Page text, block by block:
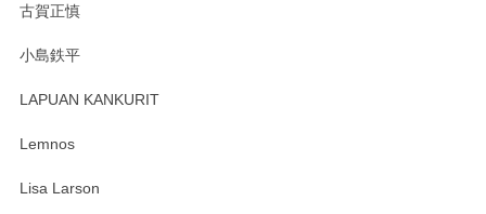
す。 素敵な湯呑みでとても気に入りました。 発送も早く、
たm(_)m
古賀正慎
小島鉄平
LAPUAN KANKURIT
Lemnos
Lisa Larson